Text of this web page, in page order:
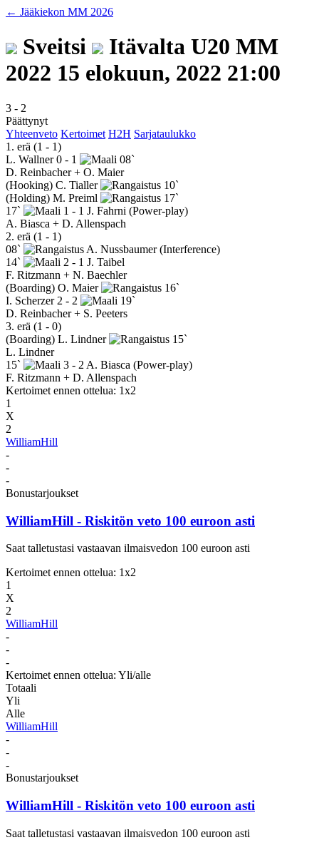
← Jääkiekon MM 2026
Sveitsi Itävalta U20 MM
2022 15 elokuun, 2022 21:00
3 - 2
Päättynyt
Yhteenveto Kertoimet H2H Sarjataulukko
1. erä (1 - 1)
L. Wallner 0 - 1
08`
D. Reinbacher + O. Maier
(Hooking) C. Tialler
10`
(Holding) M. Preiml
17`
17`
1 - 1 J. Fahrni (Power-play)
A. Biasca + D. Allenspach
2. erä (1 - 1)
08`
A. Nussbaumer(Interference)
14`
2 - 1 J. Taibel
F. Ritzmann + N. Baechler
(Boarding) O. Maier
16`
I. Scherzer 2 - 2
19`
D. Reinbacher + S. Peeters
3. erä (1 - 0)
(Boarding) L. Lindner
15`
L. Lindner
15`
3 - 2 A. Biasca (Power-play)
F. Ritzmann + D. Allenspach
Kertoimet ennen ottelua: 1x2
1
X
2
WilliamHill
-
-
-
Bonustarjoukset
WilliamHill - Riskitön veto 100 euroon asti
Saat talletustasi vastaavan ilmaisvedon 100 euroon asti
Kertoimet ennen ottelua: 1x2
1
X
2
WilliamHill
-
-
-
Kertoimet ennen ottelua: Yli/alle
Totaali
Yli
Alle
WilliamHill
-
-
-
Bonustarjoukset
WilliamHill - Riskitön veto 100 euroon asti
Saat talletustasi vastaavan ilmaisvedon 100 euroon asti